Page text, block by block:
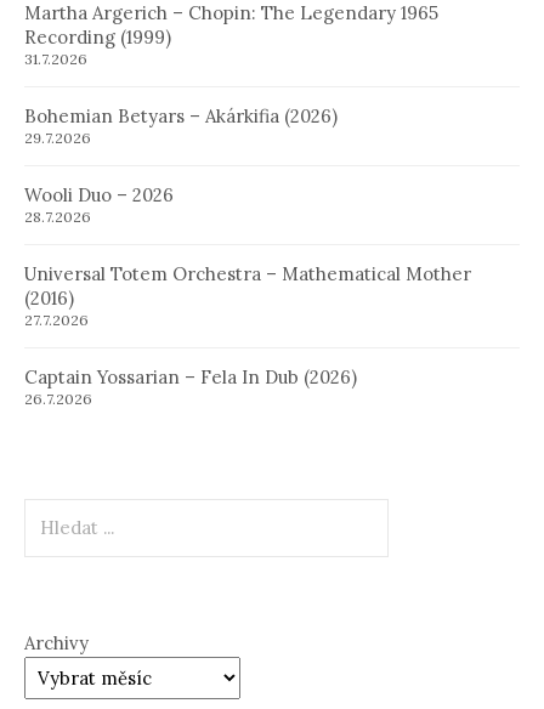
Martha Argerich – Chopin: The Legendary 1965
Recording (1999)
31.7.2026
Bohemian Betyars – Akárkifia (2026)
29.7.2026
Wooli Duo – 2026
28.7.2026
Universal Totem Orchestra – Mathematical Mother
(2016)
27.7.2026
Captain Yossarian – Fela In Dub (2026)
26.7.2026
Archivy